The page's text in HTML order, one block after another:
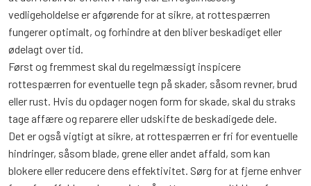
vedligeholdelse er afgørende for at sikre, at rottespærren
fungerer optimalt, og forhindre at den bliver beskadiget eller
ødelagt over tid.
Først og fremmest skal du regelmæssigt inspicere
rottespærren for eventuelle tegn på skader, såsom revner, brud
eller rust. Hvis du opdager nogen form for skade, skal du straks
tage affære og reparere eller udskifte de beskadigede dele.
Det er også vigtigt at sikre, at rottespærren er fri for eventuelle
hindringer, såsom blade, grene eller andet affald, som kan
blokere eller reducere dens effektivitet. Sørg for at fjerne enhver